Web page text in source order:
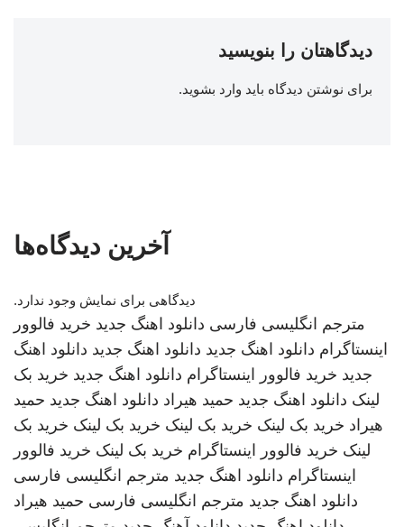
دیدگاهتان را بنویسید
برای نوشتن دیدگاه باید وارد بشوید.
آخرین دیدگاه‌ها
دیدگاهی برای نمایش وجود ندارد.
مترجم انگلیسی فارسی دانلود اهنگ جدید خرید فالوور
اینستاگرام دانلود اهنگ جدید دانلود اهنگ جدید دانلود اهنگ
جدید خرید فالوور اینستاگرام دانلود اهنگ جدید خرید بک
لینک دانلود اهنگ جدید حمید هیراد دانلود اهنگ جدید حمید
هیراد خرید بک لینک خرید بک لینک خرید بک لینک خرید بک
لینک خرید فالوور اینستاگرام خرید بک لینک خرید فالوور
اینستاگرام دانلود اهنگ جدید مترجم انگلیسی فارسی
دانلود اهنگ جدید مترجم انگلیسی فارسی حمید هیراد